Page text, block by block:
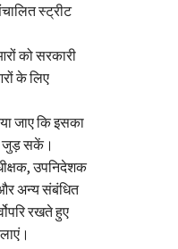
स्ट्रीट
को सरकारी
के लिए
जाए कि इसका
जुड़ सकें।
उपनिदेशक
अन्य संबंधित
रखते हुए